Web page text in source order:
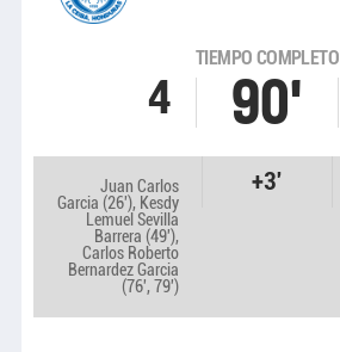
4
TIEMPO COMPLETO
90'
Juan Carlos
Garcia (26'), Kesdy
Lemuel Sevilla
Barrera (49'),
Carlos Roberto
Bernardez Garcia
(76', 79')
+3'